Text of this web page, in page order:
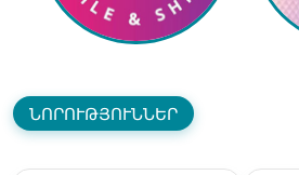
ՆՈՐՈՒԹՅՈՒՆՆԵՐ